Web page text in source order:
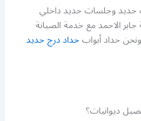
حديد وجلسات حديد داخلي
الاحمد مع خدمة الصيانة
حداد أبوابحداد درج حديد
ديوانيات؟